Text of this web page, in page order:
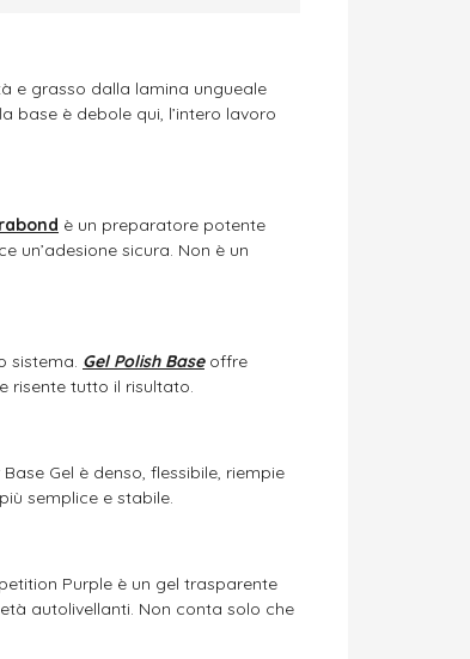
e grasso dalla lamina ungueale
base è debole qui, l’intero lavoro
è un preparatore potente
un’adesione sicura. Non è un
sistema. Gel Polish Baseoffre
risente tutto il risultato.
Gel è denso, flessibile, riempie
semplice e stabile.
Purple è un gel trasparente
autolivellanti. Non conta solo che